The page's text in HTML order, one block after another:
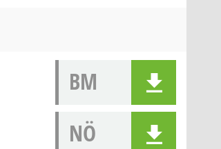
BM
NÖ